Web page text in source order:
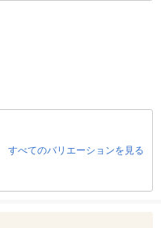
すべてのバリエーションを見る